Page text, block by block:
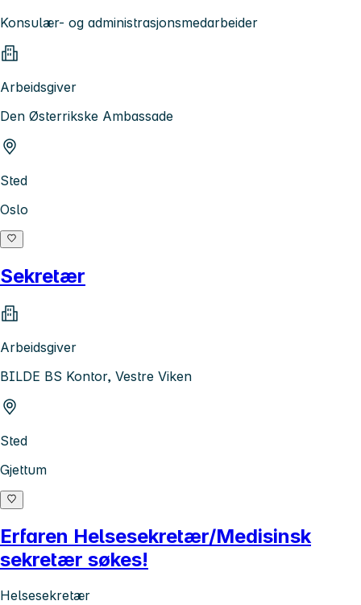
Konsulær- og administrasjonsmedarbeider
Arbeidsgiver
Den Østerrikske Ambassade
Sted
Oslo
Sekretær
Arbeidsgiver
BILDE BS Kontor, Vestre Viken
Sted
Gjettum
Erfaren Helsesekretær/Medisinsk
sekretær søkes!
Helsesekretær